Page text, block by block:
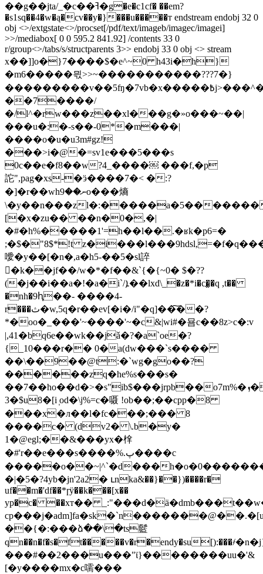
��g��jta/_�c��ߔ�g�e�c1cf� ��em?
�s1sq��4�w�ą�cv��y�}���u�����т endstream endobj 32 0
obj <>/extgstate<>/procset[/pdf/text/imageb/imagec/imagei]
>>/mediabox[ 0 0 595.2 841.92] /contents 33 0
r/group<>/tabs/s/structparents 3>> endobj 33 0 obj <> stream
x��]]o�}7����$�e^~0 h43i�h}
�m6�����믟>>~�����������???7�}
���������v��5ʩ�7vb�x�����߿j>���^���иx����`z�@#�nuc�l�n^~�t_o���|
��7����/
�/l^�rw���z��xl���g�»o���~��|
���u�:�-s��-0*�m���|
����o�u�u3m#gz!
���>i�@�=sv1e���5���s
0c��e�f8��w?4_����￼ ���f,�p
詑",pag�xs-�ӭ����7�< �:?
�]�r��whނ��9o���熵
\�y��n���zl�:�����a�5�������
[�x�zu����n�0�,�|
�#�h%�����1'=h��l��.�ʁk�p6=�
;�$�"8$*!t
噯�y��[�n�,a�h5-��5�sl誶
�k��jf��/w�*�f��&`{�{~0� $�??
(�j��i��a�!�a�i`/ܐ��lxd\_�z�*i�c�̫�q ,t��
�nh�9ԧ��- ����4-
r���ث�w,5q�r��ev[�i�/i"�q]��͠��?
*�oo�_���'~����'~�c&|wi#�묨c��8z>c�:v
|,41�bq6e��wk��jǎ�?�a`oe�?
{_10���r�� 0�a(dw���`s����
��\��9��@t:�`wg�go��?
������zq�he%s���s�
��7��ho��d�>�s"ib$���jrpb��o7m%�ܙ�[�$�vk%j�ae-
3�$u8�[i ̩od�\j%=c�嗫 !ob��;��cpp�8
���x�л��l�fc���;��� 8
����c� (dv2� \.b�y�
1�@egl;��&���yx�㮆
�#'r��e���s����%.پ����c
�����o��~|^`�d���
�|�5�?4yb�jn'2a2� ւnka&��}��})����r�
uf��m�'df��*ɼÿ��k���[x��
yp�c� ��xт��
��{�:���ձ��\�ts䰐
qn��n�f�s�ft�����v�r�endy�su
���#��2���u���"ϊ}��������uu�'&
[�y����mx�c嚅���